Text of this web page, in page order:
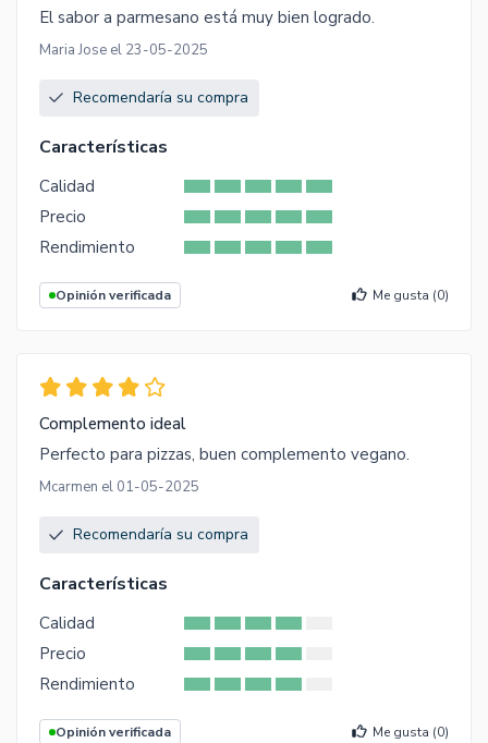
El sabor a parmesano está muy bien logrado.
Maria Jose el 23-05-2025
Recomendaría su compra
Características
Calidad
Precio
Rendimiento
Opinión verificada Me gusta (0)
Complemento ideal
Perfecto para pizzas, buen complemento vegano.
Mcarmen el 01-05-2025
Recomendaría su compra
Características
Calidad
Precio
Rendimiento
Opinión verificada Me gusta (0)